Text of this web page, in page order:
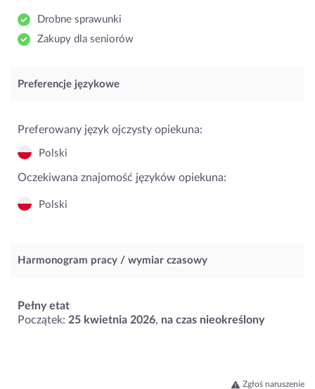
Drobne sprawunki
Zakupy dla seniorów
Preferencje językowe
Preferowany język ojczysty opiekuna:
Polski
Oczekiwana znajomość języków opiekuna:
Polski
Harmonogram pracy / wymiar czasowy
Pełny etat
Początek: 25 kwietnia 2026, na czas nieokreślony
Zgłoś naruszenie